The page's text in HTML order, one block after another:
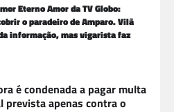
Eterno Amor da TV Globo:
o paradeiro de Amparo. Vilã
informação, mas vigarista faz
é condenada a pagar multa
prevista apenas contra o